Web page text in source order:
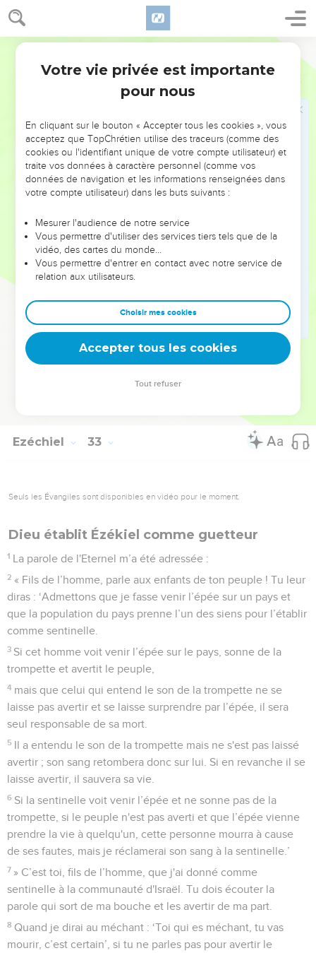
Ezéchiel 32
tombés parmi les incirconcis. Ils sont descendus au séjour
des morts avec leurs armes de guerre, on a mis leur épée
sous leur tête, mais leurs fautes resteront sur leurs
ossements parce qu’ils ont terrorisé des guerriers sur la terre
seras enseveli avec ceux qui ont été victimes de l’épée.
» Là se trouvent Edom, ses rois et tous ses princes : malgré
leur vaillance, ils ont été placés avec les victimes de l’épée,
ils ont été ensevelis avec les incirconcis, avec ceux qui
descendent dans la tombe.
» Là se trouvent tous les souverains du nord et tous les
Sidoniens : ils sont descendus vers les morts, tout honteux,
malgré la terreur qu'inspirait leur vaillance. Ces incirconcis
sont ensevelis avec les victimes de l’épée, ils portent leur
humiliation avec ceux qui sont descendus dans la tombe.
» En les voyant, le pharaon sera consolé du sort de toute
sa foule bruyante, puisque lui et toute son armée seront
victimes de l’épée, déclare le Seigneur, l'Eternel.
En effet, je propage ma terreur sur la terre des vivants, et
le pharaon et toute sa foule bruyante seront ensevelis au
Ezéchiel 33
Seuls les Évangiles sont disponibles en vidéo pour le moment.
Dieu établit Ézékiel comme guetteur
1 La parole de l'Eternel m’a été adressée :
2 « Fils de l’homme, parle aux enfants de ton peuple ! Tu leur
diras : ‘Admettons que je fasse venir l’épée sur un pays et
que la population du pays prenne l’un des siens pour l’établir
comme sentinelle.
3 Si cet homme voit venir l’épée sur le pays, sonne de la
trompette et avertit le peuple,
4 mais que celui qui entend le son de la trompette ne se
laisse pas avertir et se laisse surprendre par l’épée, il sera
seul responsable de sa mort.
5 Il a entendu le son de la trompette mais ne s'est pas laissé
avertir ; son sang retombera donc sur lui. Si en revanche il se
laisse avertir, il sauvera sa vie.
6 Si la sentinelle voit venir l’épée et ne sonne pas de la
trompette, si le peuple n'est pas averti et que l’épée vienne
prendre la vie à quelqu'un, cette personne mourra à cause
de ses fautes, mais je réclamerai son sang à la sentinelle.’
7 » C’est toi, fils de l’homme, que j'ai donné comme
sentinelle à la communauté d'Israël. Tu dois écouter la
parole qui sort de ma bouche et les avertir de ma part.
8 Quand je dirai au méchant : ‘Toi qui es méchant, tu vas
mourir, c’est certain’, si tu ne parles pas pour avertir le
Votre vie privée est importante
pour nous
En cliquant sur le bouton « Accepter tous les cookies », vous
acceptez que TopChrétien utilise des traceurs (comme des
cookies ou l'identifiant unique de votre compte utilisateur) et
traite vos données à caractère personnel (comme vos
données de navigation et les informations renseignées dans
votre compte utilisateur) dans les buts suivants :
Mesurer l'audience de notre service
Vous permettre d'utiliser des services tiers tels que de la
vidéo, des cartes du monde…
Vous permettre d'entrer en contact avec notre service de
relation aux utilisateurs.
Choisir mes cookies
Accepter tous les cookies
Tout refuser